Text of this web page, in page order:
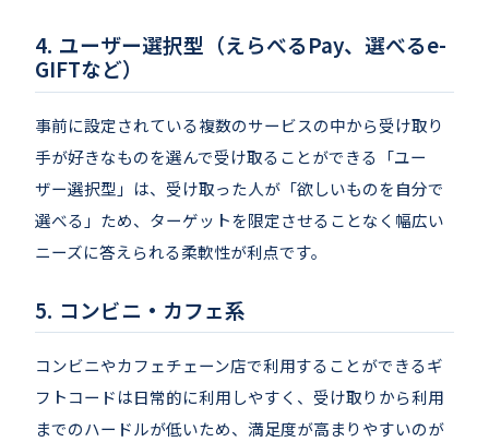
ユーザー選択型（えらべるPay、選べるe-
GIFTなど）
事前に設定されている複数のサービスの中から受け取り
手が好きなものを選んで受け取ることができる「ユー
ザー選択型」は、受け取った人が「欲しいものを自分で
選べる」ため、ターゲットを限定させることなく幅広い
ニーズに答えられる柔軟性が利点です。
コンビニ・カフェ系
コンビニやカフェチェーン店で利用することができるギ
フトコードは日常的に利用しやすく、受け取りから利用
までのハードルが低いため、満足度が高まりやすいのが